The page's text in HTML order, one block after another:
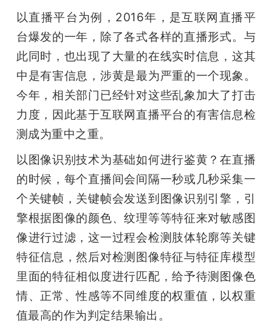
以直播平台为例，2016年，是互联网直播平
台爆发的一年，除了各式各样的直播形式。与
此同时，也出现了大量的在线实时信息，这其
中是有害信息，涉黄是最为严重的一个现象。
今年，相关部门已经针对这些乱象加大了打击
力度，因此基于互联网直播平台的有害信息检
测成为重中之重。
以图像识别技术为基础如何进行鉴黄？在直播
的时候，每个直播间会间隔一秒或几秒采集一
个关键帧，关键帧会发送到图像识别引擎，引
擎根据图像的颜色、纹理等等特征来对敏感图
像进行过滤，这一过程会检测肢体轮廓等关键
特征信息，然后对检测图像特征与特征库模型
里面的特征相似度进行匹配，给予待测图像色
情、正常、性感等不同维度的权重值，以权重
值最高的作为判定结果输出。